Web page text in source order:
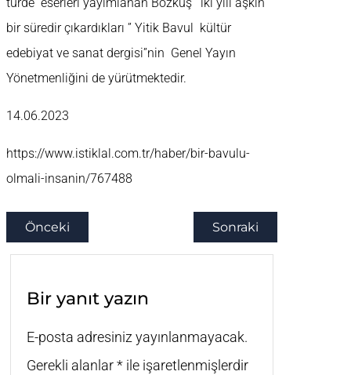
bir süredir çıkardıkları ” Yitik Bavul kültür
edebiyat ve sanat dergisi”nin Genel Yayın
Yönetmenliğini de yürütmektedir.
14.06.2023
https://www.istiklal.com.tr/haber/bir-bavulu-
olmali-insanin/767488
Önceki Sonraki
Bir yanıt yazın
E-posta adresiniz yayınlanmayacak.
Gerekli alanlar* ile işaretlenmişlerdir